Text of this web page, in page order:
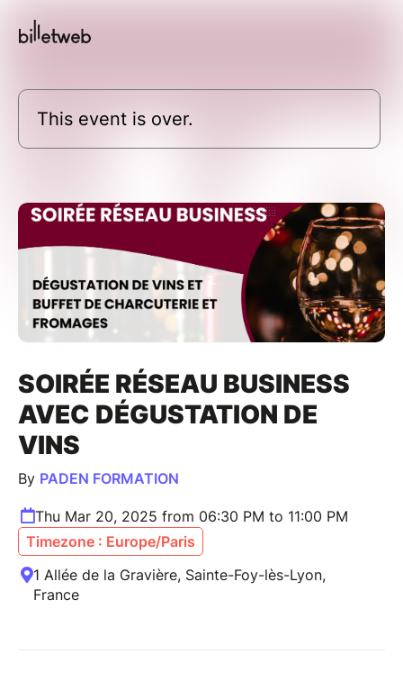
This event is over.
SOIRÉE RÉSEAU BUSINESS
AVEC DÉGUSTATION DE
VINS
By PADEN FORMATION
Thu Mar 20, 2025 from 06:30 PM to 11:00 PM
Timezone : Europe/Paris
1 Allée de la Gravière, Sainte-Foy-lès-Lyon,
France